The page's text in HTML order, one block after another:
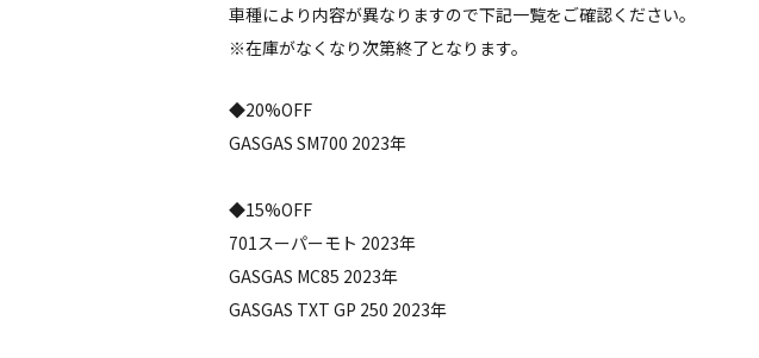
車種により内容が異なりますので下記一覧をご確認ください。
※在庫がなくなり次第終了となります。
◆20%OFF
GASGAS SM700 2023年
◆15%OFF
701スーパーモト 2023年
GASGAS MC85 2023年
GASGAS TXT GP 250 2023年